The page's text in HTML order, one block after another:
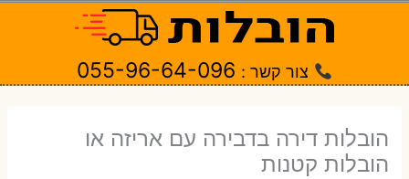
צור קשר : 055-96-64-096
הובלות דירה בדבירה עם אריזה או
הובלות קטנות